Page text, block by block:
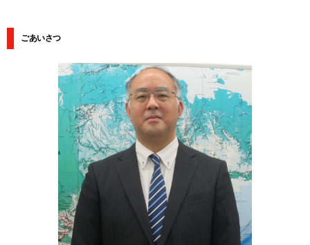
ごあいさつ